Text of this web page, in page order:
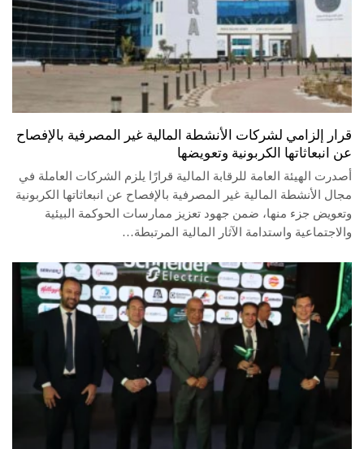
قرار إلزامي لشركات الأنشطة المالية غير المصرفية بالإفصاح
عن انبعاثاتها الكربونية وتعويضها
أصدرت الهيئة العامة للرقابة المالية قرارًا يلزم الشركات العاملة في
مجال الأنشطة المالية غير المصرفية بالإفصاح عن انبعاثاتها الكربونية
وتعويض جزء منها، ضمن جهود تعزيز ممارسات الحوكمة البيئية
والاجتماعية واستدامة الآثار المالية المرتبطة…